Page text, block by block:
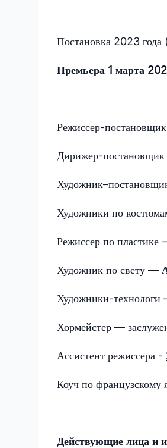
Постановка 2023
Премьера 1 марта
Режиссер-
Дирижер-
Художники по
Режиссер по пластике
Художник по свету —
Художники-
Хормейстер —
Ассистент режиссера -
Коуч по французскому
Действующие лица и